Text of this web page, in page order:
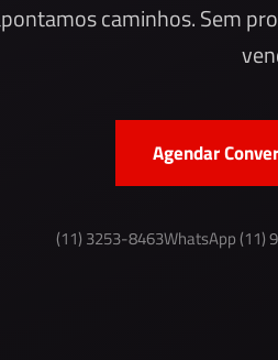
caminhos. Sem
Agendar
(11) 3253-8463WhatsApp (11)